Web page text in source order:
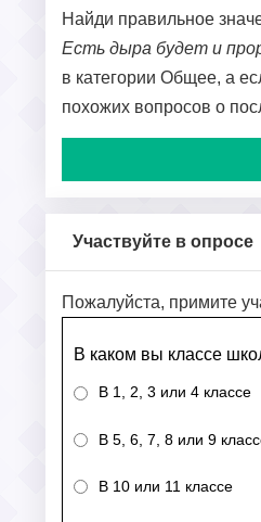
Найди правильное
Есть дыра будет и
в категории Общее, а
похожих вопросов о
Участвуйте в опросе
Пожалуйста, примите
В каком вы классе
В 1, 2, 3 или 4 классе
В 5, 6, 7, 8 или 9
В 10 или 11 классе